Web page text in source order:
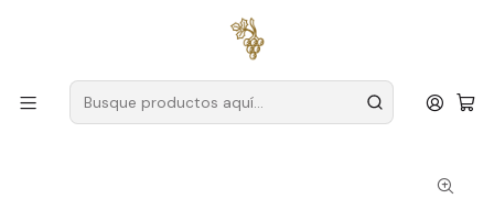
para pedidos superiores a
Productores Alentejo
Bodega Monte Branco
Alento Reserva 2022 Vino Tinto Alentejo 75cl